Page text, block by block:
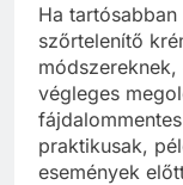
Ha
szőrtelenítő
végleges
praktikusak,
események